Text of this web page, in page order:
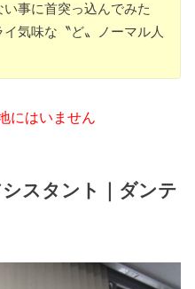
事に首突っ込んでみた
気味な〝ど〟ノーマル人
にはいません
シスタント｜ダンテ